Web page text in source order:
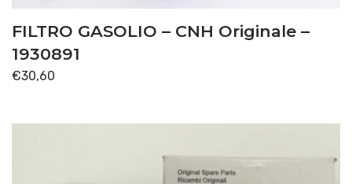
FILTRO GASOLIO – CNH Originale –
1930891
€30,60